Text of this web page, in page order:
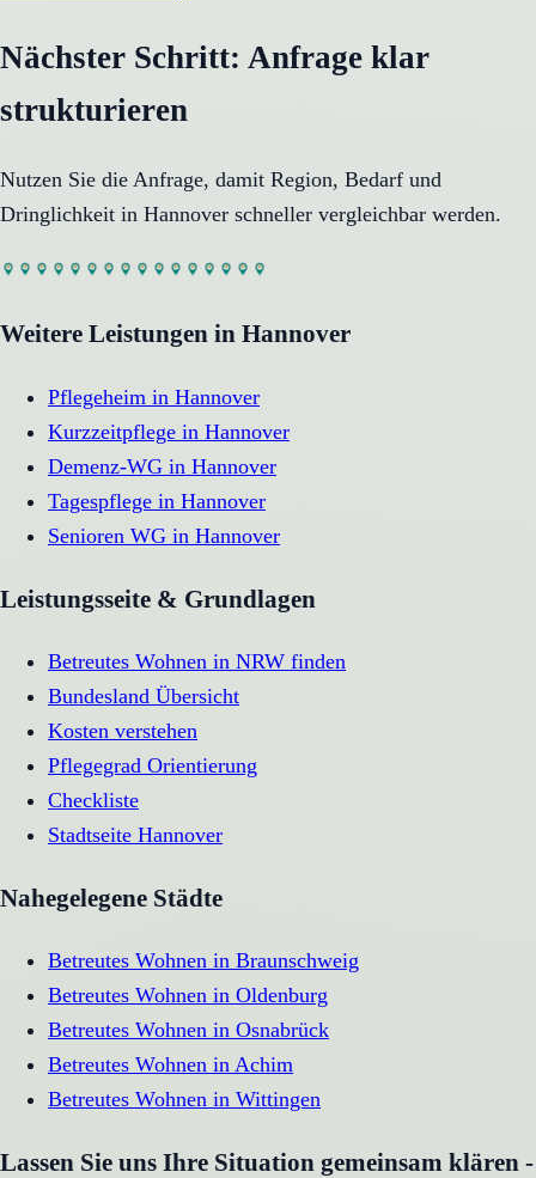
Nächster Schritt: Anfrage klar
strukturieren
Nutzen Sie die Anfrage, damit Region, Bedarf und
Dringlichkeit in Hannover schneller vergleichbar werden.
Weitere Leistungen in Hannover
Pflegeheim in Hannover
Kurzzeitpflege in Hannover
Demenz-WG in Hannover
Tagespflege in Hannover
Senioren WG in Hannover
Leistungsseite & Grundlagen
Betreutes Wohnen in NRW finden
Bundesland Übersicht
Kosten verstehen
Pflegegrad Orientierung
Checkliste
Stadtseite Hannover
Nahegelegene Städte
Betreutes Wohnen in Braunschweig
Betreutes Wohnen in Oldenburg
Betreutes Wohnen in Osnabrück
Betreutes Wohnen in Achim
Betreutes Wohnen in Wittingen
Lassen Sie uns Ihre Situation gemeinsam klären -